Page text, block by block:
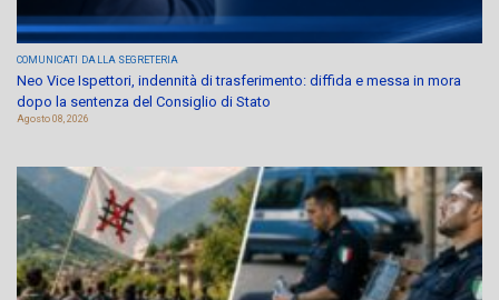
COMUNICATI DALLA SEGRETERIA
Neo Vice Ispettori, indennità di trasferimento: diffida e messa in mora
dopo la sentenza del Consiglio di Stato
Agosto 08, 2026